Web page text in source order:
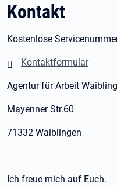
Kontakt
Kostenlose
Kontaktformular
Agentur für Arbeit
Mayenner Str.60
71332 Waiblingen
Ich freue mich auf Euch.